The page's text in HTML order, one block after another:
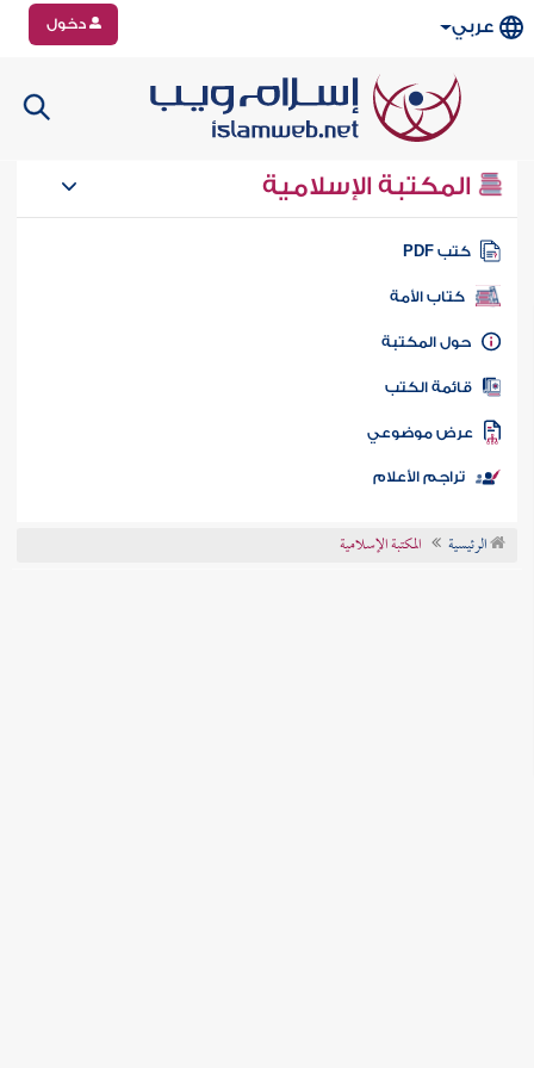
عربي دخول
المكتبة الإسلامية
كتب PDF
كتاب الأمة
المكتبة
الكتب
موضوعي
تراجم الأعلام
الرئيسية المكتبة الإسلامية